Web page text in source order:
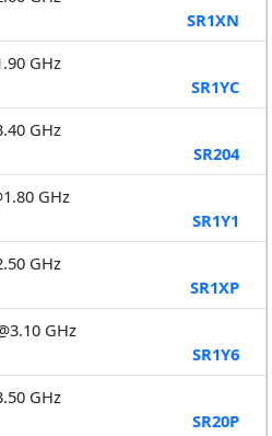
SR1XN
GHz
SR1YC
GHz
SR204
GHz
SR1Y1
GHz
SR1XP
GHz
SR1Y6
GHz
SR20P